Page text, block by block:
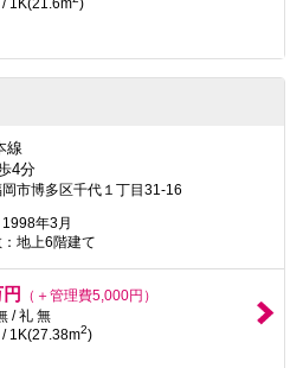
1K(21.6m )
線
4分
市博多区千代１丁目31-16
年3月
地上6階建て
（＋管理費5,000円）
/ 礼 無
1K(27.38m2)